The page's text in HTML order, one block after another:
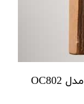
صندلی چوب گردو با روکش پارچه‌ای مدل OC802